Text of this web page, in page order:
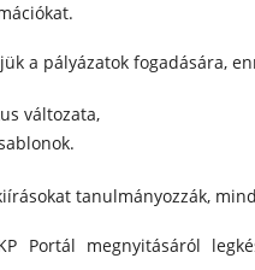
a pályázatok fogadására,
változata,
tanulmányozzák,
Portál megnyitásáról